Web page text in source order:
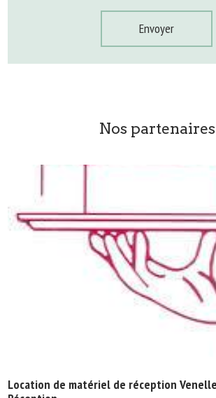
Nos partenaires
Location de matériel de réception